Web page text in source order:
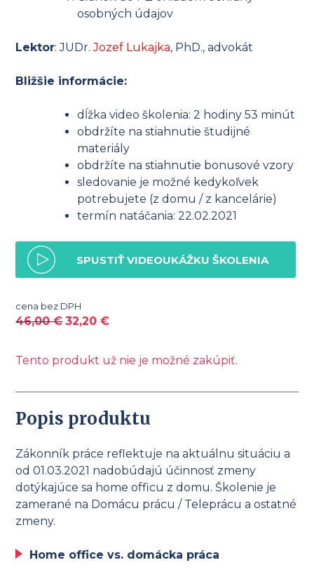
osobných údajov
Lektor: JUDr.Jozef Lukajka, PhD., advokát
Bližšie informácie:
dĺžka video školenia: 2 hodiny 53 minút
obdržíte na stiahnutie študijné
materiály
obdržíte na stiahnutie bonusové vzory
sledovanie je možné kedykoľvek
potrebujete (z domu / z kancelárie)
termín natáčania: 22.02.2021
SPUSTIŤ VIDEOUKÁŽKU ŠKOLENIA
cena bez DPH
46,00€ 32,20€
Tento produkt už nie je možné zakúpiť.
Popis produktu
Zákonník práce reflektuje na aktuálnu situáciu a
od 01.03.2021 nadobúdajú účinnosť zmeny
dotýkajúce sa home officu z domu. Školenie je
zamerané na Domácu prácu / Teleprácu a ostatné
zmeny.
Home office vs. domácka práca